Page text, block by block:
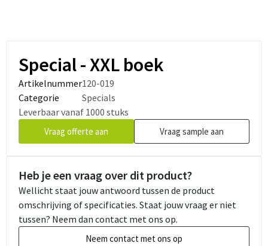
Special - XXL boek
Artikelnummer120-019
Categorie
Specials
Leverbaar vanaf 1000 stuks
Vraag offerte aan Vraag sample aan
Heb je een vraag over dit product?
Wellicht staat jouw antwoord tussen de product
omschrijving of specificaties. Staat jouw vraag er niet
tussen? Neem dan contact met ons op.
Neem contact met ons op
Vul onderstaand formulier in en vraag direct een offerte
aan.
Naam
Bedrijfsnaam
E-mailadres
Telefoonnummer
Vraag een sample aan
Vul onderstaand formulier in.
Naam